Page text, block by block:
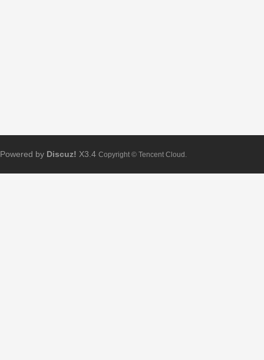
Powered by Discuz! X3.4 Copyright © Tencent Cloud.